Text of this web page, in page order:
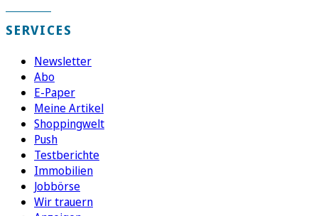
SERVICES
Newsletter
Abo
E-Paper
Meine Artikel
Shoppingwelt
Push
Testberichte
Immobilien
Jobbörse
Wir trauern